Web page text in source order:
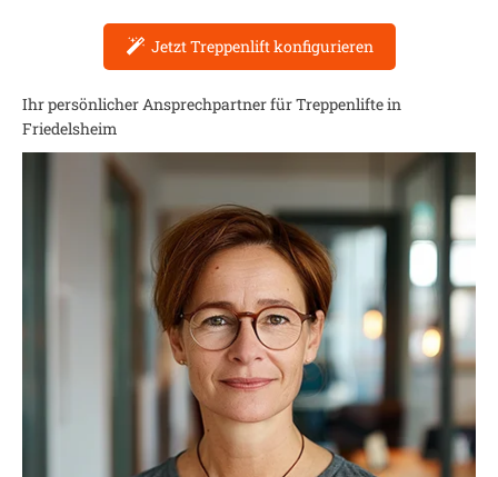
Jetzt Treppenlift konfigurieren
Ihr persönlicher Ansprechpartner für Treppenlifte in
Friedelsheim